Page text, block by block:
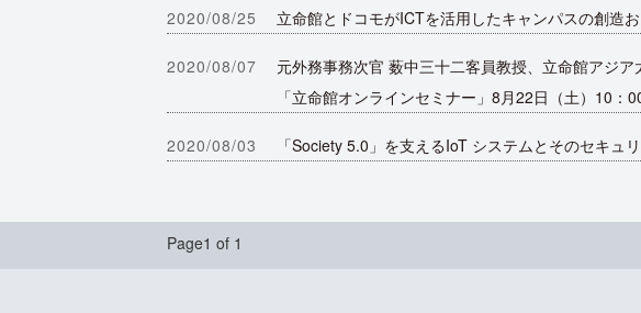
2020/08/25 立命館とドコモがICTを活用したキャンパスの創造
2020/08/07
元外務事務次官 薮中三十二客員教授、立命館アジ
「立命館オンラインセミナー」8月22日（土）10：
2020/08/03 「Society 5.0」を支えるIoT システムとそのセキ
Page1 of 1